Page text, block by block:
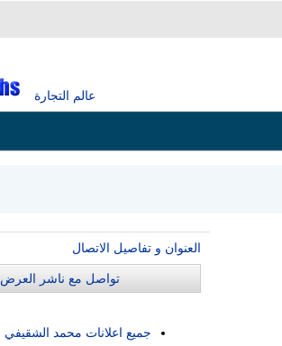
عالم التجارة
العنوان و تفاصيل الاتصال
تواصل مع ناشر العرض
جميع اعلانات محمد الشقيفي